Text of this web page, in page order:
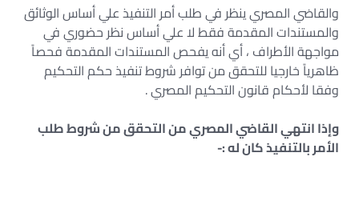
والقاضي المصري ينظر في طلب أمر التنفيذ علي أساس الوثائق
والمستندات المقدمة فقط لا علي أساس نظر حضوري في
مواجهة الأطراف ، أي أنه يفحص المستندات المقدمة فحصاً
ظاهرياً خارجيا للتحقق من توافر شروط تنفيذ حكم التحكيم
وفقا لأحكام قانون التحكيم المصري .
وإذا انتهي القاضي المصري من التحقق من شروط طلب
الأمر بالتنفيذ كان له :-